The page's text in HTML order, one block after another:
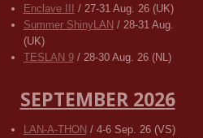
Enclave III
/ 27-31 Aug. 26 (UK)
Summer ShinyLAN / 28-31 Aug.
(UK)
TESLAN 9/ 28-30 Aug. 26 (NL)
SEPTEMBER 2026
LAN-A-THON / 4-6 Sep. 26 (VS)